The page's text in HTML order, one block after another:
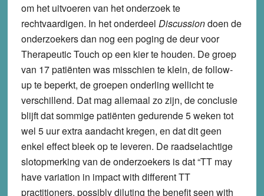
om het uitvoeren van het onderzoek te
rechtvaardigen. In het onderdeel Discussiondoen de
onderzoekers dan nog een poging de deur voor
Therapeutic Touch op een kier te houden. De groep
van 17 patiënten was misschien te klein, de follow-
up te beperkt, de groepen onderling wellicht te
verschillend. Dat mag allemaal zo zijn, de conclusie
blijft dat sommige patiënten gedurende 5 weken tot
wel 5 uur extra aandacht kregen, en dat dit geen
enkel effect bleek op te leveren. De raadselachtige
slotopmerking van de onderzoekers is dat “TT may
have variation in impact with different TT
practitioners, possibly diluting the benefit seen with